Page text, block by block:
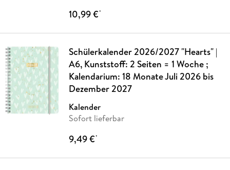
10,99 €*
Schülerkalender 2026/2027 "Hearts" |
A6, Kunststoff: 2 Seiten = 1 Woche ;
Kalendarium: 18 Monate Juli 2026 bis
Dezember 2027
Kalender
Sofort lieferbar
9,49 €*